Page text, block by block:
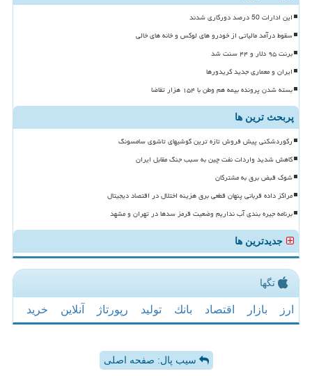
این ادارات 50 درصد دورکاری شدند
سقوط درآمد مالیاتی از خودرو های لوکس و خانه های خالی
برنت ۹۵ دلار و ۴۴ سنت شد
ایران و معماری جدید کریدورها
بسته شدن پرونده بیمه هم وطن با ۱۵۴ هزار تقاضا
پربحث ترین ها
رکوردشکنی پیش فروش تازه ترین گوشیهای تاشوی سامسونگ
کاهش شدید واردات نفت چین به سبب جنگ مقابل ایران
شوک قبض برق به مشترکان
مراکز داده قربانی پنهان قطعی برق هزینه اختلال در اقتصاد دیجیتال
برنامه جیره بندی آب نداریم وضعیت قرمز سدها در تهران و مشهد
جدیدترین ها
تگها
ارز بازار اقتصاد بانك تولید رپورتاژ آنلاین خرید
سیب پال: صفحه اصلی